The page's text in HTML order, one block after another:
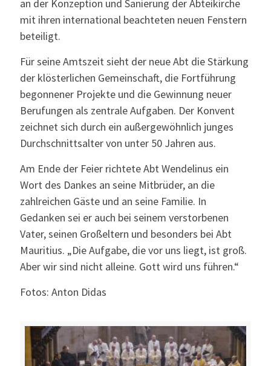
an der Konzeption und Sanierung der Abteikirche
mit ihren international beachteten neuen Fenstern
beteiligt.
Für seine Amtszeit sieht der neue Abt die Stärkung
der klösterlichen Gemeinschaft, die Fortführung
begonnener Projekte und die Gewinnung neuer
Berufungen als zentrale Aufgaben. Der Konvent
zeichnet sich durch ein außergewöhnlich junges
Durchschnittsalter von unter 50 Jahren aus.
Am Ende der Feier richtete Abt Wendelinus ein
Wort des Dankes an seine Mitbrüder, an die
zahlreichen Gäste und an seine Familie. In
Gedanken sei er auch bei seinem verstorbenen
Vater, seinen Großeltern und besonders bei Abt
Mauritius. „Die Aufgabe, die vor uns liegt, ist groß.
Aber wir sind nicht alleine. Gott wird uns führen.“
Fotos: Anton Didas